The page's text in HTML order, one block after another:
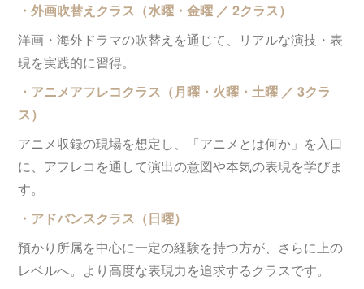
・外画吹替えクラス（水曜・金曜 ／ 2クラス）
洋画・海外ドラマの吹替えを通じて、リアルな演技・表
現を実践的に習得。
・アニメアフレコクラス（月曜・火曜・土曜 ／ 3クラ
ス）
アニメ収録の現場を想定し、「アニメとは何か」を入口
に、アフレコを通して演出の意図や本気の表現を学びま
す。
・アドバンスクラス（日曜）
預かり所属を中心に一定の経験を持つ方が、さらに上の
レベルへ。より高度な表現力を追求するクラスです。